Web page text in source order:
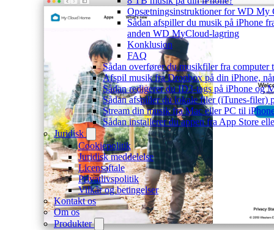
Opsætningsinstruktioner for WD My
Sådan afspiller du musik på
anden WD MyCloud-lagring
Konklusion
FAQ
Sådan overfører du musikfiler fra
Afspil musik fra Dropbox på din iPhone,
Sådan redigerer du ID3-tags på iPhone og
Sådan afspiller du lokale filer (iTunes-filer)
Stream din musik fra Mac eller PC til
Sådan installerer du appen fra App Store
Juridisk
Cookiepolitik
Juridisk meddelelse
Licensaftale
Privatlivspolitik
Vilkår og betingelser
Kontakt os
Om os
Produkter